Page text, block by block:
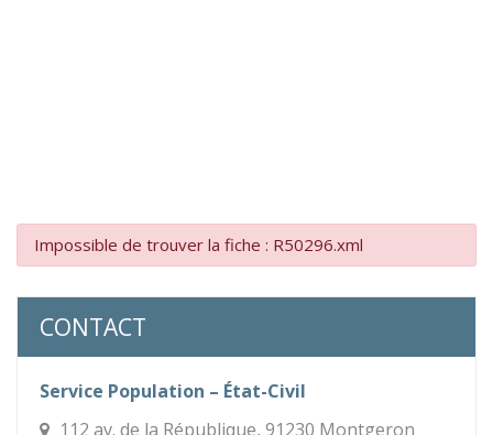
Impossible de trouver la fiche : R50296.xml
CONTACT
Service Population – État-Civil
112 av. de la République, 91230 Montgeron